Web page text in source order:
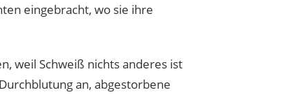
eingebracht, wo sie ihre
weil Schweiß nichts anderes ist
an, abgestorbene